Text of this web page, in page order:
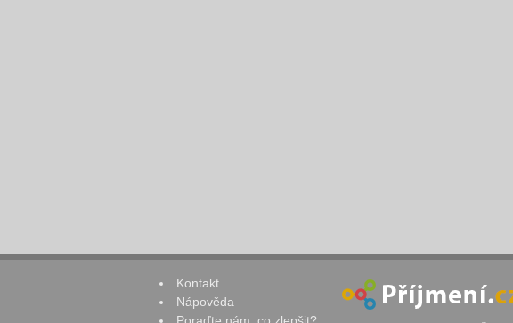
Kontakt
Nápověda